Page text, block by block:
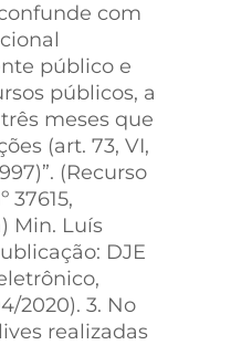
com
público e
públicos, a
meses que
(art. 73, VI,
(Recurso
37615,
Min. Luís
DJE
2020). 3. No
realizadas